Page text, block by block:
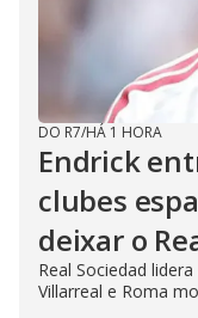
DO R7/HÁ 1 HORA
Endrick
clubes
deixar o
Real Sociedad
Villarreal e Roma